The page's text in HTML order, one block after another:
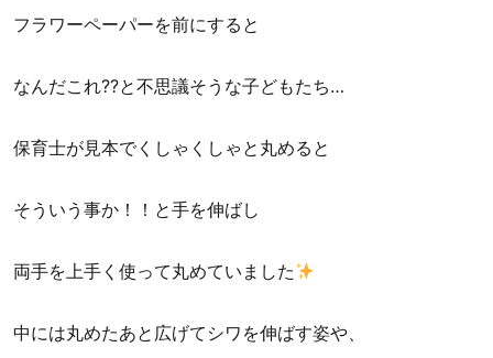
フラワーペーパーを前にすると
なんだこれ??と不思議そうな子どもたち…
保育士が見本でくしゃくしゃと丸めると
そういう事か！！と手を伸ばし
両手を上手く使って丸めていました
中には丸めたあと広げてシワを伸ばす姿や、